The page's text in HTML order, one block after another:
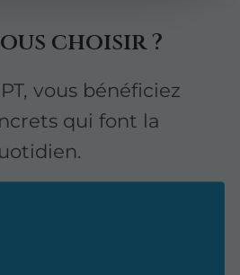
choisir ?
vous bénéficiez
qui font la